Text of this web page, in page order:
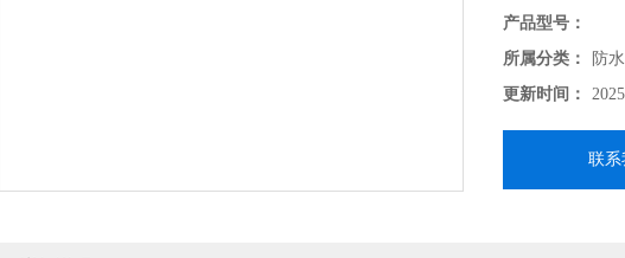
防水板焊缝气性
产品型号：
所属分类：
防
更新时间：
联系